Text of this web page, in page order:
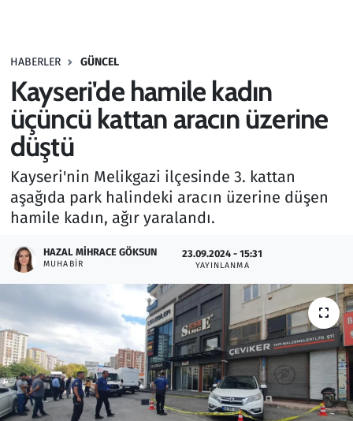
HABERLER GÜNCEL
Kayseri'de hamile kadın
üçüncü kattan aracın üzerine
düştü
Kayseri'nin Melikgazi ilçesinde 3. kattan
aşağıda park halindeki aracın üzerine düşen
hamile kadın, ağır yaralandı.
HAZAL MIHRACE GÖKSUN
MUHABIR
23.09.2024 - 15:31
YAYINLANMA
Haber
Kültür Sanat
Kurumsal Haberler
Lezzet Durağı
Memur ve Kamu
Otomobil
Oyun
Ramazan
Resmi İlanlar